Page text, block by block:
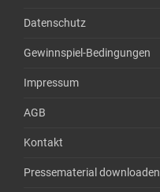
Datenschutz
Gewinnspiel-Bedingungen
Impressum
AGB
Kontakt
Pressematerial downloaden